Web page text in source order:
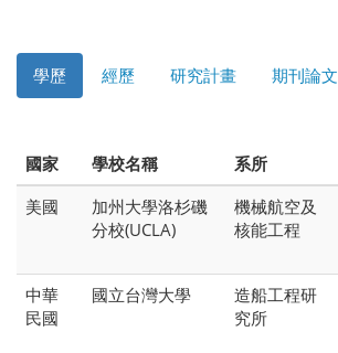
學歷 經歷 研究計畫 期刊論文
國家 學校名稱 系所
美國
加州大學洛杉磯
分校(UCLA)
機械航空及
核能工程
中華
民國
國立台灣大學
造船工程研
究所